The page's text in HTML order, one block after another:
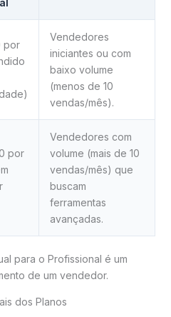
por
Vendedores
iniciantes ou com
baixo volume
(menos de 10
vendas/mês).
por
Vendedores com
volume (mais de 10
vendas/mês) que
buscam
ferramentas
avançadas.
para o Profissional é um
de um vendedor.
dos Planos